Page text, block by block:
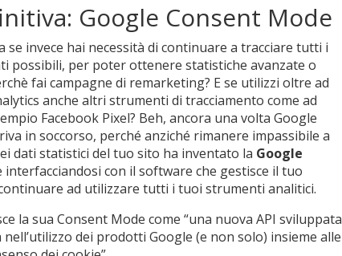
Google Consent Mode
se invece hai necessità di continuare a tracciare tutti i
possibili, per poter ottenere statistiche avanzate o
fai campagne di remarketing? E se utilizzi oltre ad
anche altri strumenti di tracciamento come ad
Facebook Pixel? Beh, ancora una volta Google
in soccorso, perché anziché rimanere impassibile a
dati statistici del tuo sito ha inventato la Google
interfacciandosi con il software che gestisce il tuo
ad utilizzare tutti i tuoi strumenti analitici.
la sua Consent Mode come “una nuova API sviluppata
dei prodotti Google (e non solo) insieme alle